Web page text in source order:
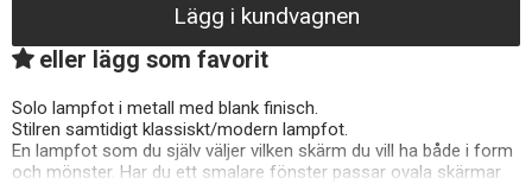
Lägg i kundvagnen
eller lägg som favorit
Solo lampfot i metall med blank finisch.
Stilren samtidigt klassiskt/modern lampfot.
En lampfot som du själv väljer vilken skärm du vill ha både i form
och mönster. Har du ett smalare fönster passar ovala skärmar